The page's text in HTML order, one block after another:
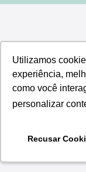
Utilizamos
experiência,
como você
personalizar
Recusar
Utilizamos
experiência,
como você
personalizar
Recusar